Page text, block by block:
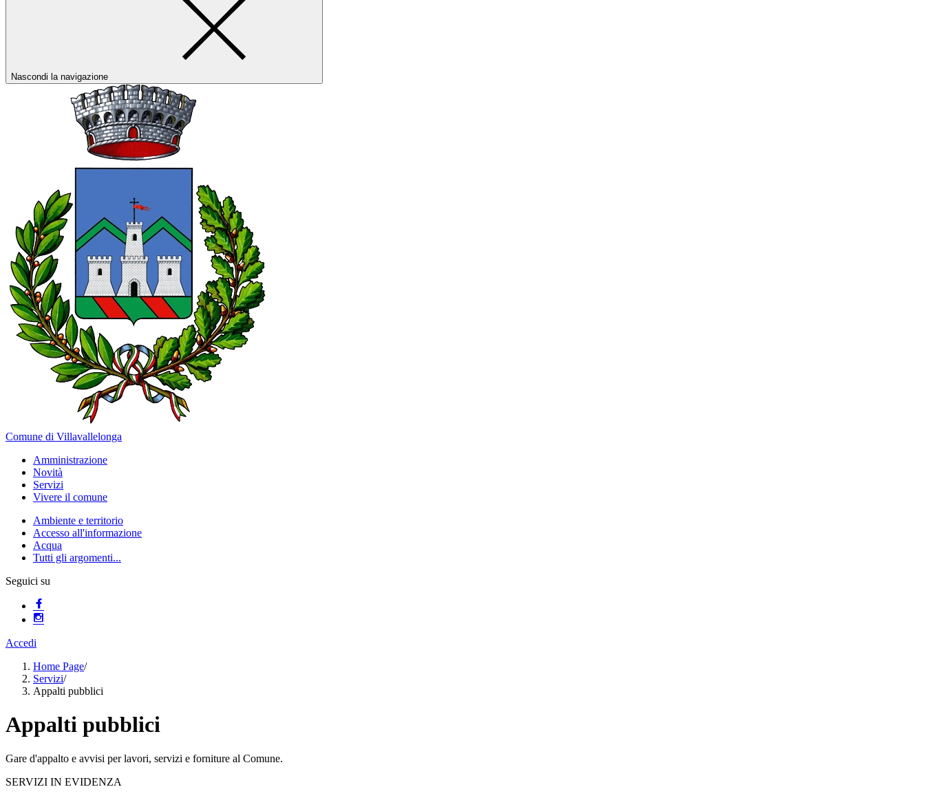
Nascondi la navigazione
Comune di Villavallelonga
Amministrazione
Novità
Servizi
Vivere il comune
Ambiente e territorio
Accesso all'informazione
Acqua
Tutti gli argomenti...
Seguici su
Accedi
Home Page/
Servizi/
Appalti pubblici
Appalti pubblici
Gare d'appalto e avvisi per lavori, servizi e forniture al Comune.
SERVIZI IN EVIDENZA